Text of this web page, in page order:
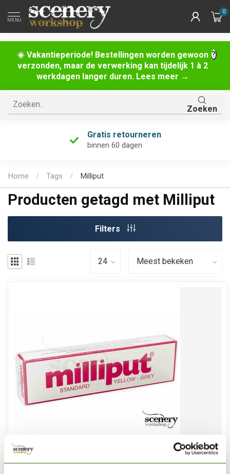
☀️ Vakantieperiode! Bestellingen worden gewoon
verzonden, maar de verwerking kan tijdelijk 1 à 2
werkdagen langer duren. Lees meer →
MENU
0
Zoeken
Gratis retourneren
binnen 60 dagen
Home / Tags / Milliput
Producten getagd met Milliput
Filters
MILLIPUT